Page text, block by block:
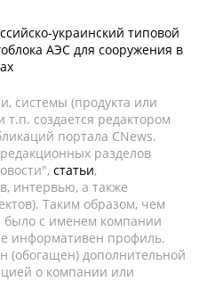
украинский типовой
АЭС для сооружения в
системы (продукта или
т.п. создается редактором
портала CNews.
разделов
статьи,
интервью, а также
Таким образом, чем
было с именем компании
информативен профиль.
(обогащен) дополнительной
о компании или